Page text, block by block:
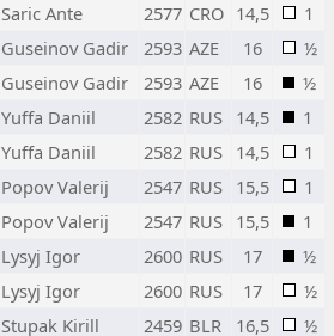
Saric Ante 2577 CRO 14,5
1
Guseinov Gadir 2593 AZE 16
½
Guseinov Gadir 2593 AZE 16
½
Yuffa Daniil 2582 RUS 14,5
1
Yuffa Daniil 2582 RUS 14,5
1
Popov Valerij 2547 RUS 15,5
1
Popov Valerij 2547 RUS 15,5
1
Lysyj Igor 2600 RUS 17
½
Lysyj Igor 2600 RUS 17
½
Stupak Kirill 2459 BLR 16,5 ½